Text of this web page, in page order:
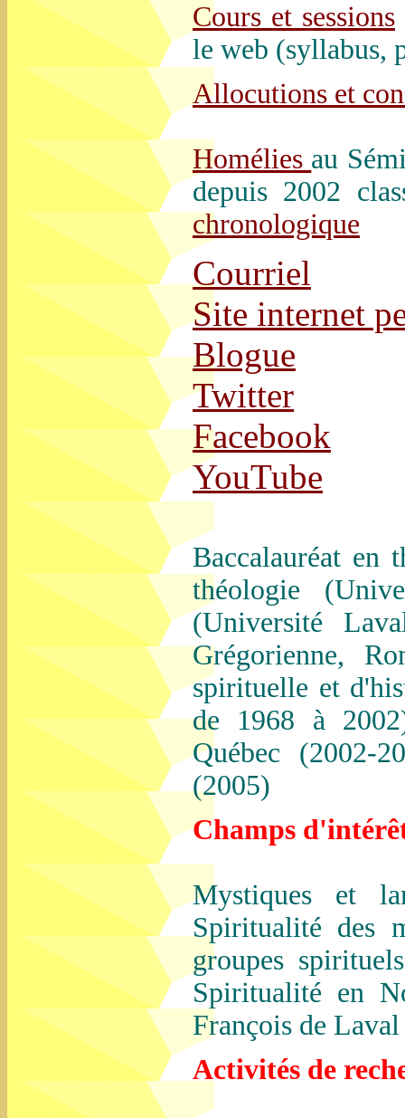
Cours et sessions
le web (syllabus,
Allocutions et
Homélies au
depuis 2002
chronologique
Courriel
Site internet
Blogue
Twitter
Facebook
YouTube
Baccalauréat en
théologie
(Université
Grégorienne,
spirituelle et
de 1968 à
Québec (2002-
(2005)
Champs
Mystiques et
Spiritualité des
groupes
Spiritualité en
François de Laval
Activités de